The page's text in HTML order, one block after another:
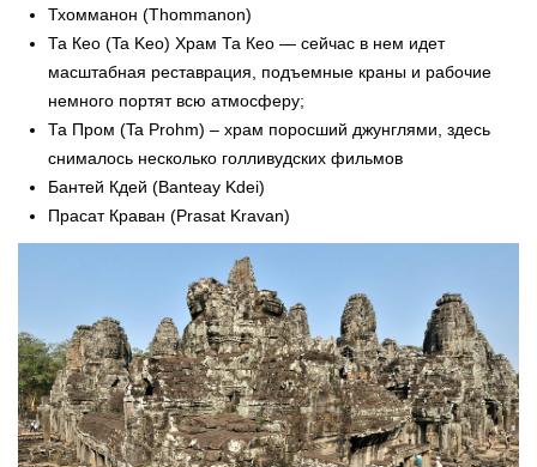
Тхомманон (Thommanon)
Та Кео (Ta Keo) Храм Та Кео — сейчас в нем идет
масштабная реставрация, подъемные краны и рабочие
немного портят всю атмосферу;
Та Пром (Ta Prohm) – храм поросший джунглями, здесь
снималось несколько голливудских фильмов
Бантей Кдей (Banteay Kdei)
Прасат Краван (Prasat Kravan)